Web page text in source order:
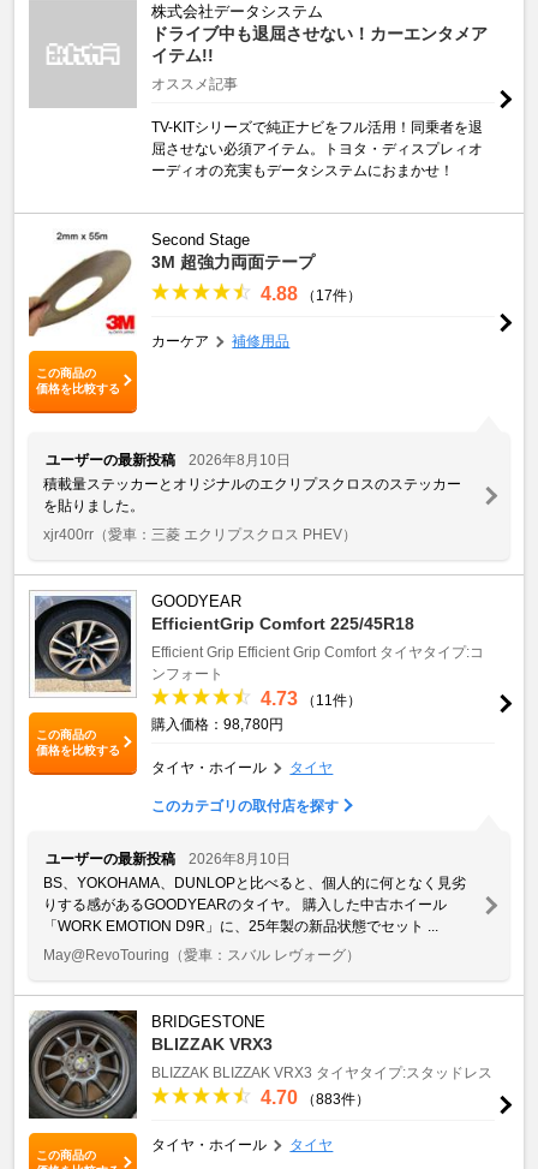
株式会社データシステム
ドライブ中も退屈させない！カーエンタメア
イテム!!
オススメ記事
TV-KITシリーズで純正ナビをフル活用！同乗者を退
屈させない必須アイテム。トヨタ・ディスプレィオ
ーディオの充実もデータシステムにおまかせ！
この商品の
価格を比較する
Second Stage
3M 超強力両面テープ
4.88 （17件）
カーケア 補修用品
ユーザーの最新投稿
2026年8月10日
積載量ステッカーとオリジナルのエクリプスクロスのステッカー
を貼りました。
xjr400rr （愛車：三菱 エクリプスクロス PHEV）
この商品の
価格を比較する
GOODYEAR
EfficientGrip Comfort 225/45R18
Efficient Grip Efficient Grip Comfort タイヤタイプ:コ
ンフォート
4.73
（11件）
購入価格：98,780円
タイヤ・ホイール タイヤ
このカテゴリの取付店を探す
ユーザーの最新投稿
2026年8月10日
BS、YOKOHAMA、DUNLOPと比べると、個人的に何となく見劣
りする感があるGOODYEARのタイヤ。 購入した中古ホイール
「WORK EMOTION D9R」に、25年製の新品状態でセット ...
May@RevoTouring （愛車：スバル レヴォーグ）
この商品の
BRIDGESTONE
BLIZZAK VRX3
BLIZZAK BLIZZAK VRX3 タイヤタイプ:スタッドレス
4.70 （883件）
タイヤ・ホイール タイヤ